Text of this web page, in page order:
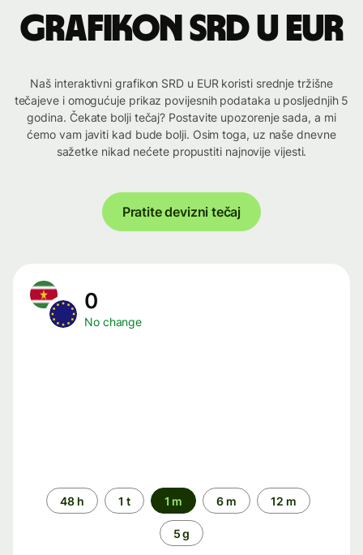
Grafikon SRD u EUR
Naš interaktivni grafikon SRD u EUR koristi srednje tržišne
tečajeve i omogućuje prikaz povijesnih podataka u posljednjih 5
godina. Čekate bolji tečaj? Postavite upozorenje sada, a mi
ćemo vam javiti kad bude bolji. Osim toga, uz naše dnevne
sažetke nikad nećete propustiti najnovije vijesti.
Pratite devizni tečaj
0
No change
Time
period
48 h 1 t 1 m 6 m 12 m
5 g